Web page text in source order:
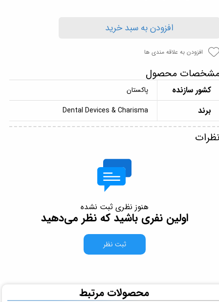
افزودن به سبد خرید
افزودن به علاقه مندی ها
محصول
کشور سازنده پاکستان
برند Dental Devices & Charisma
هنوز نظری ثبت نشده
اولین نفری باشید که نظر می‌دهید
ثبت نظر
​محصولات مرتبط